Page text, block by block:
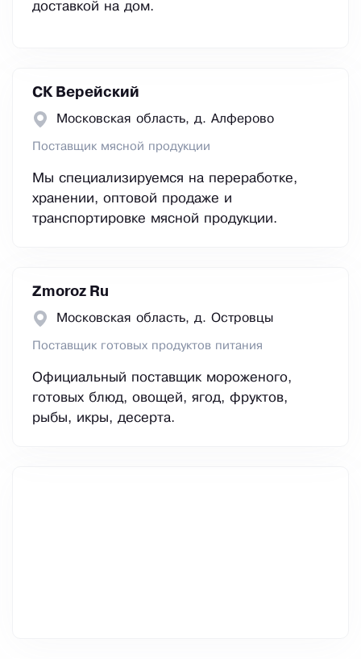
доставкой на дом.
СК Верейский
Московская область, д. Алферово
Поставщик мясной продукции
Мы специализируемся на переработке,
хранении, оптовой продаже и
транспортировке мясной продукции.
Zmoroz Ru
Московская область, д. Островцы
Поставщик готовых продуктов питания
Официальный поставщик мороженого,
готовых блюд, овощей, ягод, фруктов,
рыбы, икры, десерта.